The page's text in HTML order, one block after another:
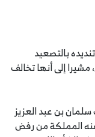
بالتصعيد
إلى أنها تخالف
بن عبد العزيز
المملكة من رفض